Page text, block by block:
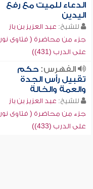
الدعاء للميت مع رفع
اليدين
للشيخ: عبد العزيز بن باز
جزء من محاضرة ( فتاوى نور
على الدرب (431))
الفهرس:حكم
تقبيل رأس الجدة
والعمة والخالة
للشيخ: عبد العزيز بن باز
جزء من محاضرة ( فتاوى نور
على الدرب (433))